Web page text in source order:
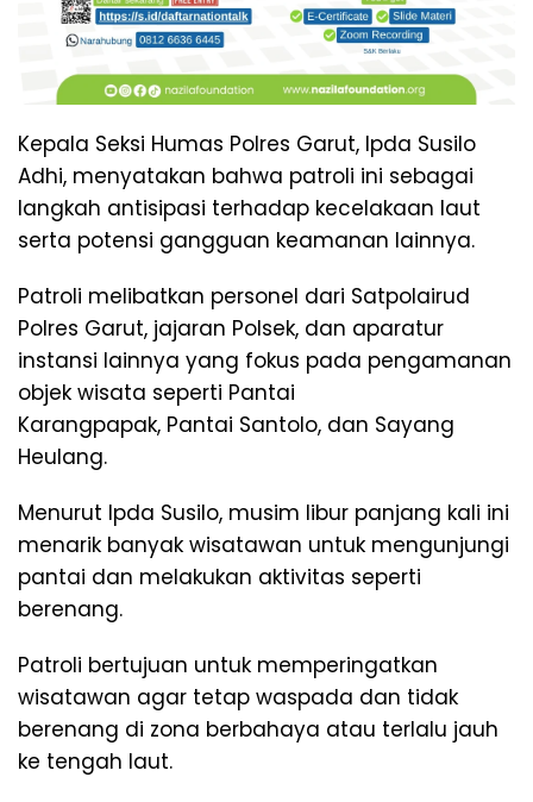
Kepala Seksi Humas Polres Garut, Ipda Susilo
Adhi, menyatakan bahwa patroli ini sebagai
langkah antisipasi terhadap kecelakaan laut
serta potensi gangguan keamanan lainnya.
Patroli melibatkan personel dari Satpolairud
Polres Garut, jajaran Polsek, dan aparatur
instansi lainnya yang fokus pada pengamanan
objek wisata seperti Pantai
Karangpapak, Pantai Santolo, dan Sayang
Heulang.
Menurut Ipda Susilo, musim libur panjang kali ini
menarik banyak wisatawan untuk mengunjungi
pantai dan melakukan aktivitas seperti
berenang.
Patroli bertujuan untuk memperingatkan
wisatawan agar tetap waspada dan tidak
berenang di zona berbahaya atau terlalu jauh
ke tengah laut.